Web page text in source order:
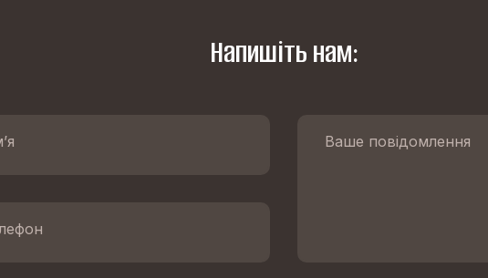
Напишіть нам: